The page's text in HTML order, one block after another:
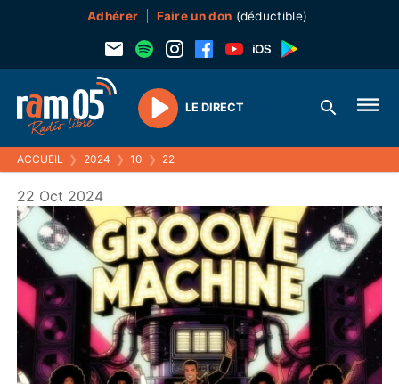
Adhérer Faire un don (déductible)
Play
LE DIRECT
ACCUEIL ❯ 2024 ❯ 10 ❯ 22
22 Oct 2024